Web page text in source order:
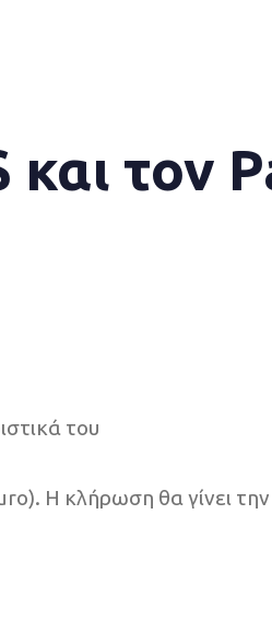
τον
του
Η κλήρωση θα γίνει